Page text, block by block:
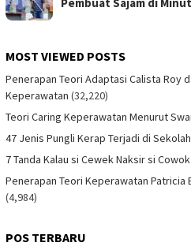
MOST VIEWED POSTS
Penerapan Teori Adaptasi Calista Roy
Keperawatan (32,220)
Teori Caring Keperawatan Menurut
47 Jenis Pungli Kerap Terjadi di Sekolah
7 Tanda Kalau si Cewek Naksir si Cowok
Penerapan Teori Keperawatan
(4,984)
POS TERBARU